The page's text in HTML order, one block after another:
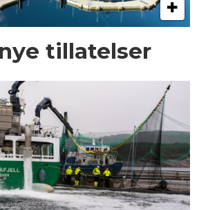
tillatelser